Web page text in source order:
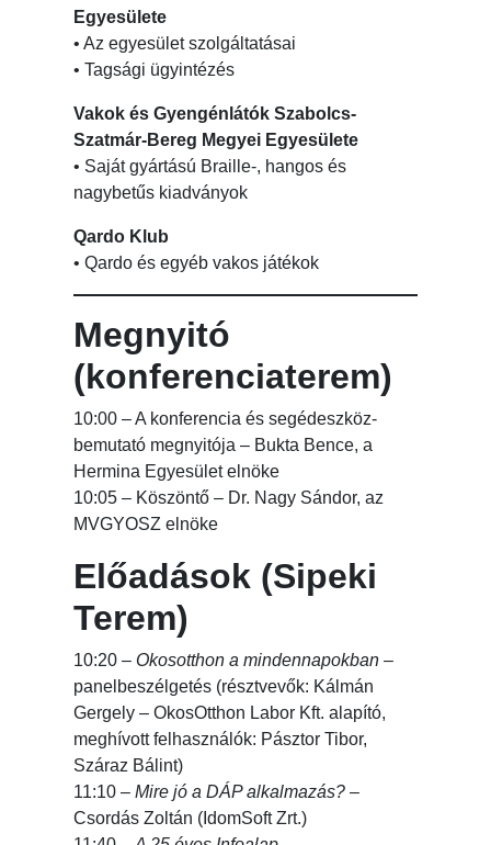
Egyesülete
• Az egyesület szolgáltatásai
• Tagsági ügyintézés
Vakok és Gyengénlátók Szabolcs-
Szatmár-Bereg Megyei Egyesülete
• Saját gyártású Braille-, hangos és
nagybetűs kiadványok
Qardo Klub
• Qardo és egyéb vakos játékok
Megnyitó
(konferenciaterem)
10:00 – A konferencia és segédeszköz-
bemutató megnyitója – Bukta Bence, a
Hermina Egyesület elnöke
10:05 – Köszöntő – Dr. Nagy Sándor, az
MVGYOSZ elnöke
Előadások (Sipeki
Terem)
10:20 – Okosotthon a mindennapokban –
panelbeszélgetés (résztvevők: Kálmán
Gergely – OkosOtthon Labor Kft. alapító,
meghívott felhasználók: Pásztor Tibor,
Száraz Bálint)
11:10 –Mire jó a DÁP alkalmazás? –
Csordás Zoltán (IdomSoft Zrt.)